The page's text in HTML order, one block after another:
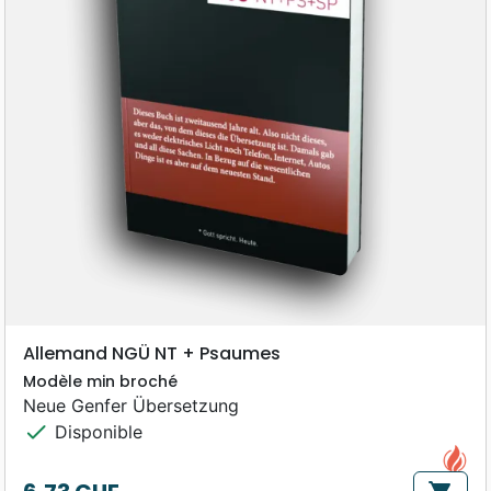
Allemand NGÜ NT + Psaumes
Modèle min broché
Neue Genfer Übersetzung
check Disponible